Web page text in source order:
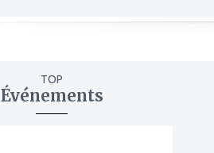
TOP
Événements